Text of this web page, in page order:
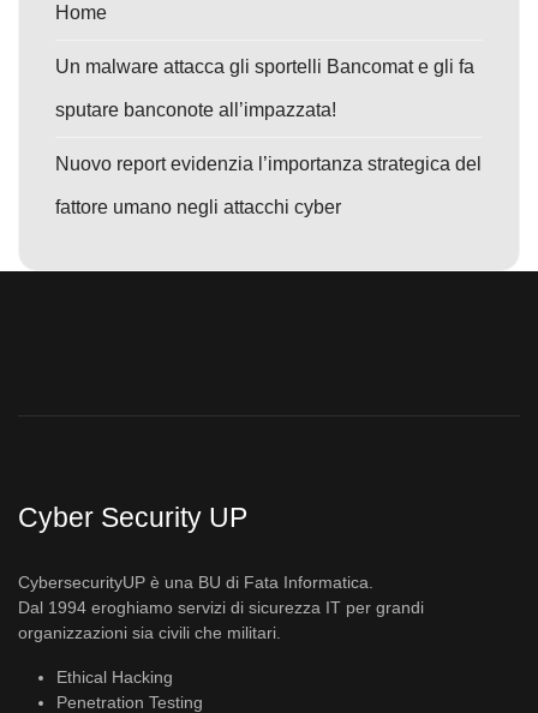
Home
Un malware attacca gli sportelli Bancomat e gli fa
sputare banconote all’impazzata!
Nuovo report evidenzia l’importanza strategica del
fattore umano negli attacchi cyber
Cyber Security UP
CybersecurityUP è una BU di Fata Informatica.
Dal 1994 eroghiamo servizi di sicurezza IT per grandi
organizzazioni sia civili che militari.
Ethical Hacking
Penetration Testing